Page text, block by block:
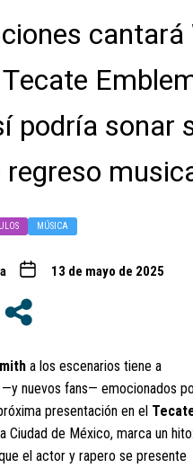
cantará
podría sonar
MÚSICA
13 de mayo de 2025
a los escenarios tiene a
nuevos fans— emocionados
presentación en el
Ciudad de México, marca un hito:
el actor y rapero se presente